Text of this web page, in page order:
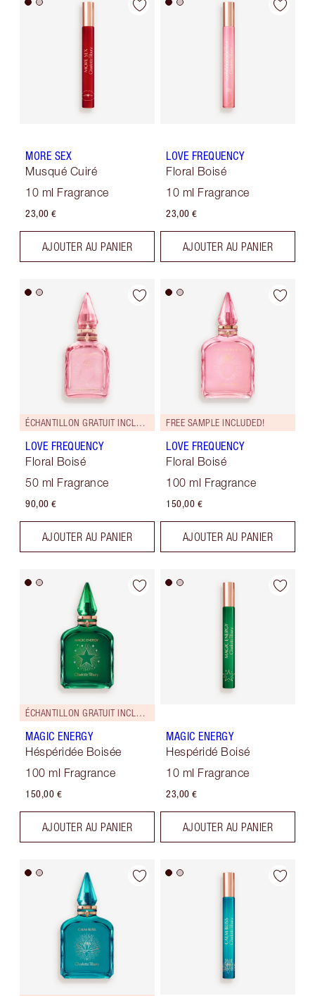
MORE SEX
Musqué Cuiré
10 ml Fragrance
23,00 €
AJOUTER AU PANIER
LOVE FREQUENCY
Floral Boisé
10 ml Fragrance
23,00 €
AJOUTER AU PANIER
ÉCHANTILLON GRATUIT INCLUS !
LOVE FREQUENCY
Floral Boisé
50 ml Fragrance
90,00 €
AJOUTER AU PANIER
FREE SAMPLE INCLUDED!
LOVE FREQUENCY
Floral Boisé
100 ml Fragrance
150,00 €
AJOUTER AU PANIER
ÉCHANTILLON GRATUIT INCLUS !
MAGIC ENERGY
Héspéridée Boisée
100 ml Fragrance
150,00 €
AJOUTER AU PANIER
MAGIC ENERGY
Hespéridé Boisé
10 ml Fragrance
23,00 €
AJOUTER AU PANIER